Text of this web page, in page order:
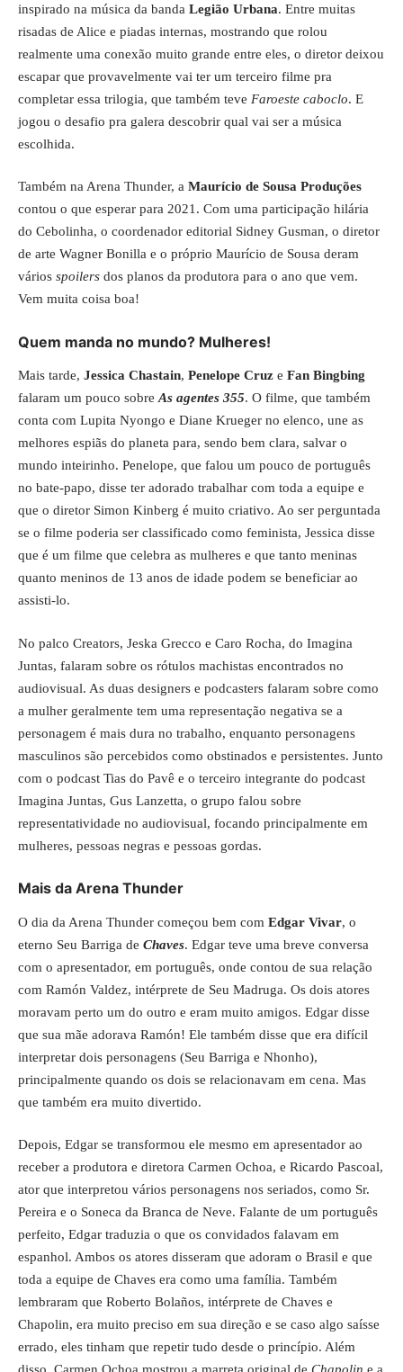
inspirado na música da banda Legião Urbana. Entre muitas
risadas de Alice e piadas internas, mostrando que rolou
realmente uma conexão muito grande entre eles, o diretor deixou
escapar que provavelmente vai ter um terceiro filme pra
completar essa trilogia, que também teve Faroeste caboclo. E
jogou o desafio pra galera descobrir qual vai ser a música
escolhida.
Também na Arena Thunder, a Maurício de Sousa Produções
contou o que esperar para 2021. Com uma participação hilária
do Cebolinha, o coordenador editorial Sidney Gusman, o diretor
de arte Wagner Bonilla e o próprio Maurício de Sousa deram
vários spoilers dos planos da produtora para o ano que vem.
Vem muita coisa boa!
Quem manda no mundo? Mulheres!
Mais tarde, Jessica Chastain, Penelope Cruz e Fan Bingbing
falaram um pouco sobre As agentes 355. O filme, que também
conta com Lupita Nyongo e Diane Krueger no elenco, une as
melhores espiãs do planeta para, sendo bem clara, salvar o
mundo inteirinho. Penelope, que falou um pouco de português
no bate-papo, disse ter adorado trabalhar com toda a equipe e
que o diretor Simon Kinberg é muito criativo. Ao ser perguntada
se o filme poderia ser classificado como feminista, Jessica disse
que é um filme que celebra as mulheres e que tanto meninas
quanto meninos de 13 anos de idade podem se beneficiar ao
assisti-lo.
No palco Creators, Jeska Grecco e Caro Rocha, do Imagina
Juntas, falaram sobre os rótulos machistas encontrados no
audiovisual. As duas designers e podcasters falaram sobre como
a mulher geralmente tem uma representação negativa se a
personagem é mais dura no trabalho, enquanto personagens
masculinos são percebidos como obstinados e persistentes. Junto
com o podcast Tias do Pavê e o terceiro integrante do podcast
Imagina Juntas, Gus Lanzetta, o grupo falou sobre
representatividade no audiovisual, focando principalmente em
mulheres, pessoas negras e pessoas gordas.
Mais da Arena Thunder
O dia da Arena Thunder começou bem com Edgar Vivar, o
eterno Seu Barriga de Chaves. Edgar teve uma breve conversa
com o apresentador, em português, onde contou de sua relação
com Ramón Valdez, intérprete de Seu Madruga. Os dois atores
moravam perto um do outro e eram muito amigos. Edgar disse
que sua mãe adorava Ramón! Ele também disse que era difícil
interpretar dois personagens (Seu Barriga e Nhonho),
principalmente quando os dois se relacionavam em cena. Mas
que também era muito divertido.
Depois, Edgar se transformou ele mesmo em apresentador ao
receber a produtora e diretora Carmen Ochoa, e Ricardo Pascoal,
ator que interpretou vários personagens nos seriados, como Sr.
Pereira e o Soneca da Branca de Neve. Falante de um português
perfeito, Edgar traduzia o que os convidados falavam em
espanhol. Ambos os atores disseram que adoram o Brasil e que
toda a equipe de Chaves era como uma família. Também
lembraram que Roberto Bolaños, intérprete de Chaves e
Chapolin, era muito preciso em sua direção e se caso algo saísse
errado, eles tinham que repetir tudo desde o princípio. Além